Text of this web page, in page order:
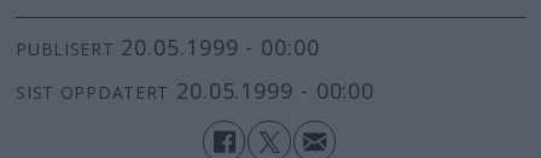
PUBLISERT 20.05.1999 - 00:00
SIST OPPDATERT 20.05.1999 - 00:00